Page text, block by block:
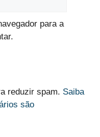
para a
reduzir spam. Saiba
são